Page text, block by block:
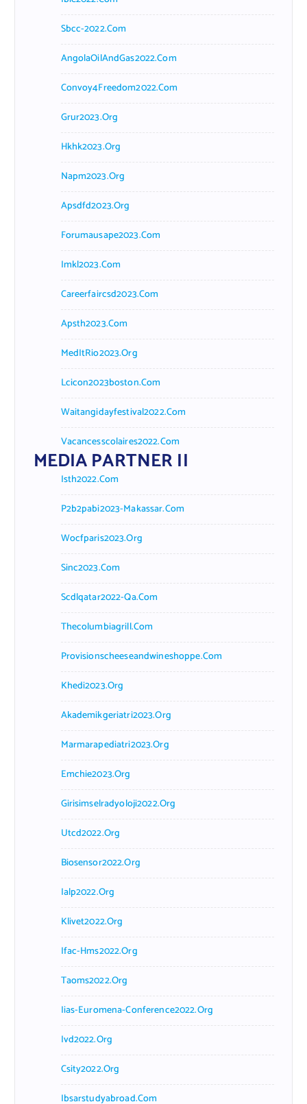
Sbcc-2022.com
AngolaOilAndGas2022.com
Convoy4Freedom2022.com
Grur2023.org
Hkhk2023.org
Napm2023.org
Apsdfd2023.org
Forumausape2023.com
Imkl2023.com
Careerfaircsd2023.com
Apsth2023.com
MedItRio2023.org
Lcicon2023boston.com
Waitangidayfestival2022.com
Vacancesscolaires2022.com
MEDIA PARTNER II
Isth2022.com
P2b2pabi2023-Makassar.com
Wocfparis2023.org
Sinc2023.com
Scdlqatar2022-Qa.com
Thecolumbiagrill.com
Provisionscheeseandwineshoppe.com
Khedi2023.org
Akademikgeriatri2023.org
Marmarapediatri2023.org
Emchie2023.org
Girisimselradyoloji2022.org
Utcd2022.org
Biosensor2022.org
Ialp2022.org
Klivet2022.org
Ifac-Hms2022.org
Taoms2022.org
Iias-Euromena-Conference2022.org
Ivd2022.org
Csity2022.org
Ibsarstudyabroad.com